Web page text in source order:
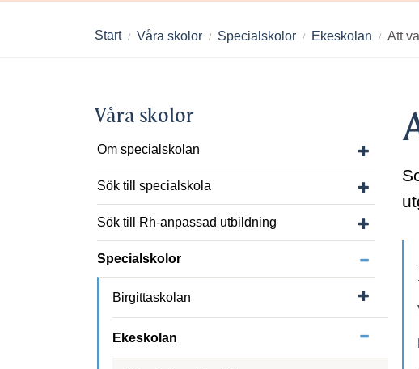
Start Våra skolor Specialskolor Ekeskolan Att
Våra skolor
Om specialskolan
Visa/dölj
Sök till specialskola
Visa/dölj
Sök till Rh-anpassad utbildning
Visa/dölj
Specialskolor
Birgittaskolan
Visa/dölj
Ekeskolan